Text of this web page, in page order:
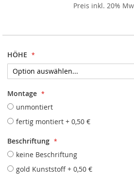
Preis inkl. 20%
HÖHE
Montage
unmontiert
fertig montiert + 0,50 €
Beschriftung
keine Beschriftung
gold Kunststoff + 0,50 €